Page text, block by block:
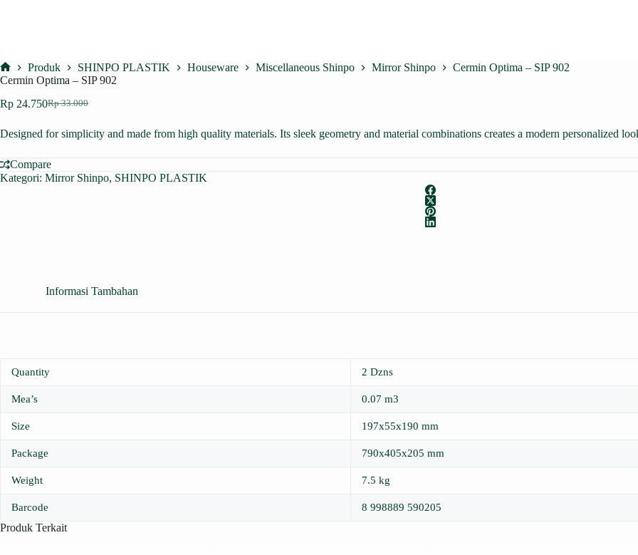
Home
Produk SHINPO PLASTIK Houseware Miscellaneous Shinpo Mirror Shinpo
Cermin Optima – SIP 902
Cermin Optima – SIP 902
Rp33.000
Harga
adalah:
Rp 24.750Harga
ini
Rp 24.750.
Designed for simplicity and made from high quality materials. Its sleek geometry and material combinations creates a modern personalized
Compare
Kategori: Mirror Shinpo, SHINPO PLASTIK
Informasi Tambahan
Quantity 2 Dzns
Mea’s 0.07 m3
Size 197x55x190 mm
Package 790x405x205 mm
Weight 7.5 kg
Barcode 8 998889 590205
Produk Terkait